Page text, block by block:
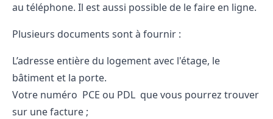
au téléphone. Il est aussi possible de le faire en ligne.
Plusieurs documents sont à fournir :
L’adresse entière du logement avec l'étage, le
bâtiment et la porte.
Votre numéro PCE ou PDL que vous pourrez trouver
sur une facture ;